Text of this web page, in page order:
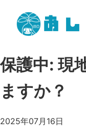
Skip
to
content
あ
保護中: 現
ますか？
2025年07月16日